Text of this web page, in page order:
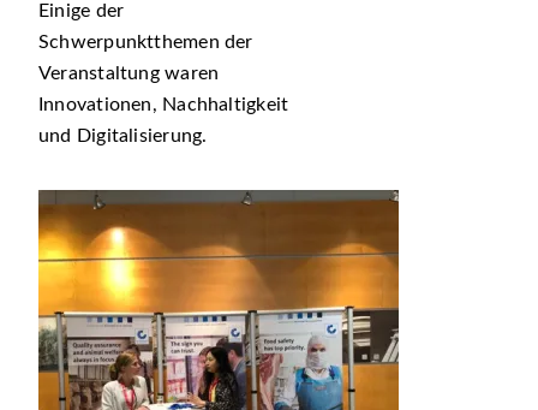
Einige der
Schwerpunktthemen der
Veranstaltung waren
Innovationen, Nachhaltigkeit
und Digitalisierung.